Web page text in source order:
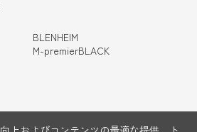
BLENHEIM
M-premierBLACK